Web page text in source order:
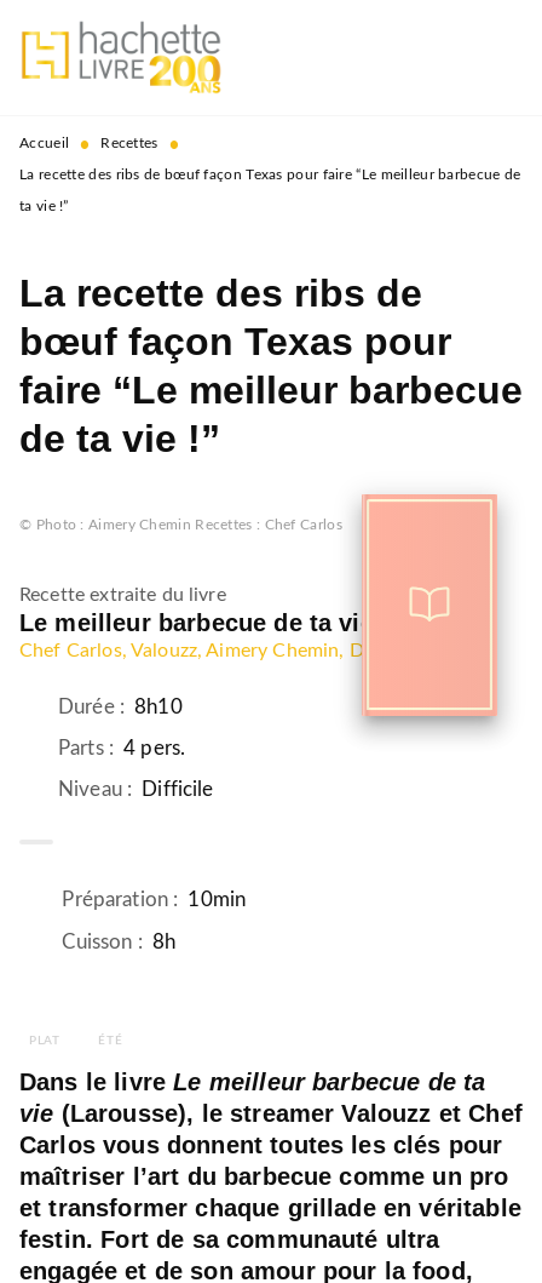
MENU RECHERCHE
PIED DE PAGE
Accueil • Recettes •
La recette des ribs de bœuf façon Texas pour faire “Le meilleur barbecue de
ta vie !”
La recette des ribs de
bœuf façon Texas pour
faire “Le meilleur barbecue
de ta vie !”
© Photo : Aimery Chemin Recettes : Chef Carlos
Recette extraite du livre
Le meilleur barbecue de ta vie !
Chef Carlos, Valouzz, Aimery Chemin, Delphine Lebrun
Durée: 8h10
Parts: 4 pers.
Niveau: Difficile
Préparation : 10min
Cuisson : 8h
PLAT ÉTÉ
Dans le livreLe meilleur barbecue de ta
vie (Larousse), le streamer Valouzz et Chef
Carlos vous donnent toutes les clés pour
maîtriser l’art du barbecue comme un pro
et transformer chaque grillade en véritable
festin. Fort de sa communauté ultra
engagée et de son amour pour la food,